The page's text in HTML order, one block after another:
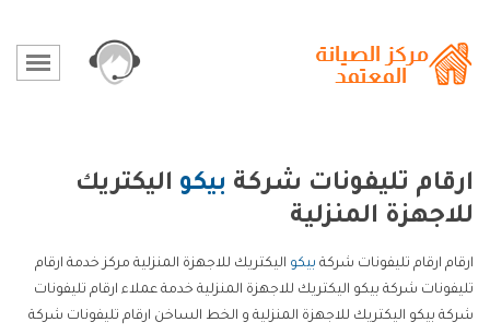
ارقام تليفونات شركة بيكو اليكتريك
للاجهزة المنزلية
ارقام ارقام تليفونات شركة بيكو اليكتريك للاجهزة المنزلية مركز خدمة ارقام
تليفونات شركة بيكو اليكتريك للاجهزة المنزلية خدمة عملاء ارقام تليفونات
شركة بيكو اليكتريك للاجهزة المنزلية و الخط الساخن ارقام تليفونات شركة